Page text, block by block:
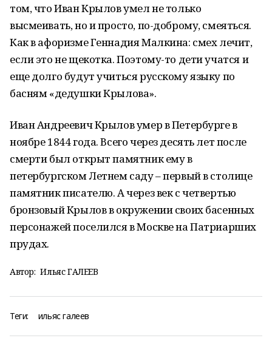
том, что Иван Крылов умел не только
высмеивать, но и просто, по-доброму, смеяться.
Как в афоризме Геннадия Малкина: смех лечит,
если это не щекотка. Поэтому-то дети учатся и
еще долго будут учиться русскому языку по
басням «дедушки Крылова».
Иван Андреевич Крылов умер в Петербурге в
ноябре 1844 года. Всего через десять лет после
смерти был открыт памятник ему в
петербургском Летнем саду – первый в столице
памятник писателю. А через век с четвертью
бронзовый Крылов в окружении своих басенных
персонажей поселился в Москве на Патриарших
прудах.
Автор: Ильяс ГАЛЕЕВ
Теги: ильяс галеев